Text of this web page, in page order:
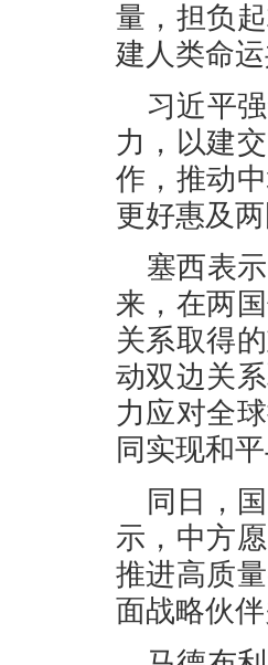
量，担负
建人类命
习近平
力，以建
作，推动
更好惠及
塞西表
来，在两
关系取得
动双边关
力应对全
同实现和平
同日，
示，中方
推进高质
面战略伙